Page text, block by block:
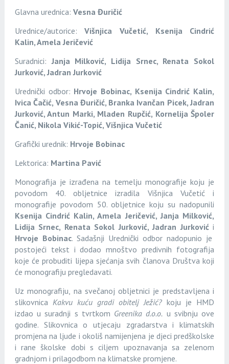
Glavna urednica: Vesna Đuričić
Urednice/autorice:Višnjica Vučetić, Ksenija Cindrić
Kalin, Amela Jeričević
Suradnici: Janja Milković, Lidija Srnec, Renata Sokol
Jurković, Jadran Jurković
Urednički odbor: Hrvoje Bobinac, Ksenija Cindrić Kalin,
Ivica Čačić, Vesna Đuričić, Branka Ivančan Picek, Jadran
Jurković, Antun Marki, Mladen Rupčić, Kornelija Špoler
Čanić, Nikola Vikić-Topić, Višnjica Vučetić
Grafički urednik: Hrvoje Bobinac
Lektorica: Martina Pavić
Monografija je izrađena na temelju monografije koju je
povodom 40. obljetnice izradila Višnjica Vučetić i
monografije povodom 50. obljetnice koju su nadopunili
Ksenija Cindrić Kalin, Amela Jeričević, Janja Milković,
Lidija Srnec, Renata Sokol Jurković, Jadran Jurkovići
Hrvoje Bobinac. Sadašnji Urednički odbor nadopunio je
postojeći tekst i dodao mnoštvo predivnih fotografija
koje će probuditi lijepa sjećanja svih članova Društva koji
će monografiju pregledavati.
Uz monografiju, na svečanoj obljetnici je predstavljena i
slikovnica Kakvu kuću gradi obitelj Ježić?koju je HMD
izdaou suradnji s tvrtkom Greenika d.o.o. u svibnju ove
godine. Slikovnica o utjecaju zgradarstva i klimatskih
promjena na ljude i okoliš namijenjena je djeci predškolske
i rane školske dobi s ciljem upoznavanja sa zelenom
gradnjom i prilagodbom na klimatske promjene.